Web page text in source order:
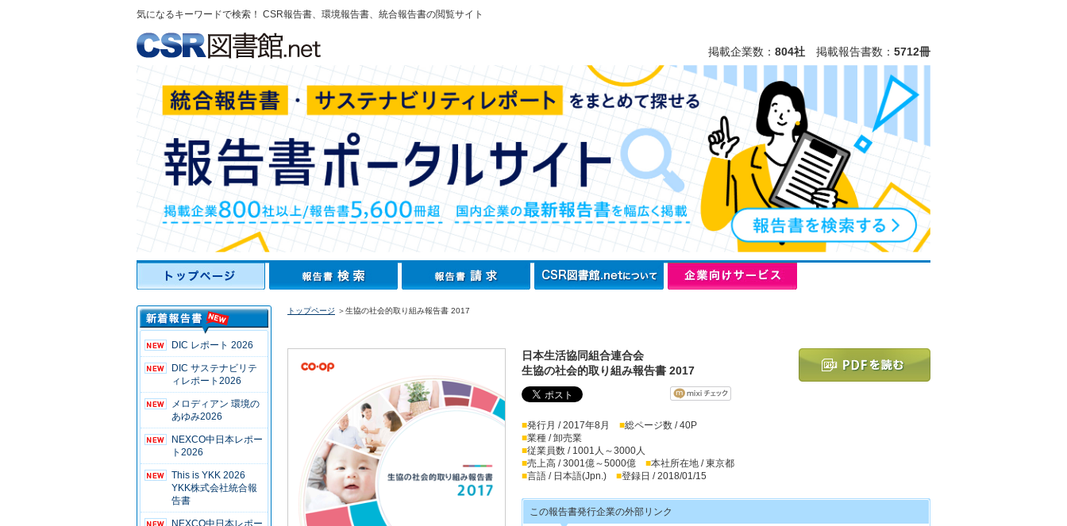
気になるキーワードで検索！ CSR報告書、環境報告書、統合報告書の閲覧サイト
掲載企業数： 804社 掲載報告書数： 5712冊
DIC レポート 2026
DIC サステナビリテ
ィレポート2026
メロディアン 環境の
あゆみ2026
NEXCO中日本レポー
ト2026
This is YKK 2026
YKK株式会社統合報
告書
NEXCO中日本レポー
トップページ ＞生協の社会的取り組み報告書 2017
日本生活協同組合連合会
生協の社会的取り組み報告書 2017
■発行月 / 2017年8月 ■総ページ数 / 40P
■業種 / 卸売業
■従業員数 / 1001人～3000人
■売上高 / 3001億～5000億 ■本社所在地 / 東京都
■言語 / 日本語(Jpn.) ■登録日 / 2018/01/15
この報告書発行企業の外部リンク